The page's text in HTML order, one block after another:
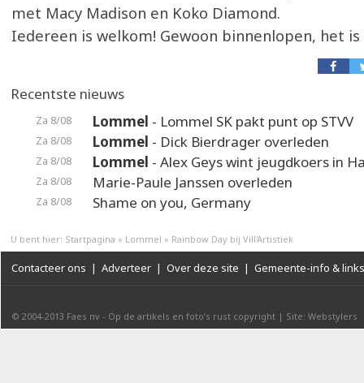
met Macy Madison en Koko Diamond.
Iedereen is welkom! Gewoon binnenlopen, het
Recentste nieuws
Za 8/08 Lommel - Lommel SK pakt punt op STVV
Za 8/08 Lommel - Dick Bierdrager overleden
Za 8/08 Lommel - Alex Geys wint jeugdkoers in
Za 8/08 Marie-Paule Janssen overleden
Za 8/08 Shame on you, Germany
U bent hier: Startpagina » Lommel » Rainbow Day bij Vill'Artistiek
Contacteer ons | Adverteer | Over deze site | Gemeente-info & links
© 2004-2013 Faes nv - Op de artikels en foto’s rust copyright | Site: Webstylers